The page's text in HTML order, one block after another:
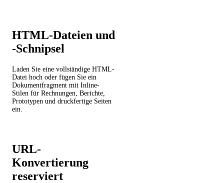
HTML-Dateien und
-Schnipsel
Laden Sie eine vollständige HTML-
Datei hoch oder fügen Sie ein
Dokumentfragment mit Inline-
Stilen für Rechnungen, Berichte,
Prototypen und druckfertige Seiten
ein.
URL-
Konvertierung
reserviert